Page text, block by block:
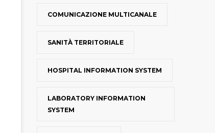
COMUNICAZIONE MULTICANALE
SANITÀ TERRITORIALE
HOSPITAL INFORMATION SYSTEM
LABORATORY INFORMATION
SYSTEM